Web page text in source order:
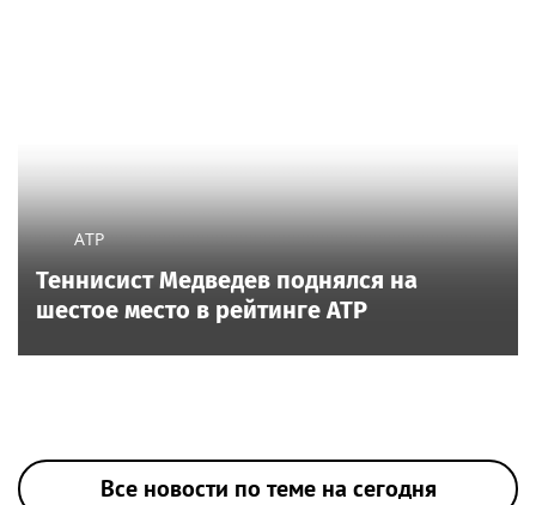
ATP
Теннисист Медведев поднялся на
шестое место в рейтинге ATP
Все новости по теме на сегодня